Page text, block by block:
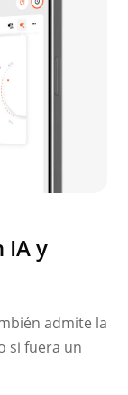
IA y
admite la
si fuera un